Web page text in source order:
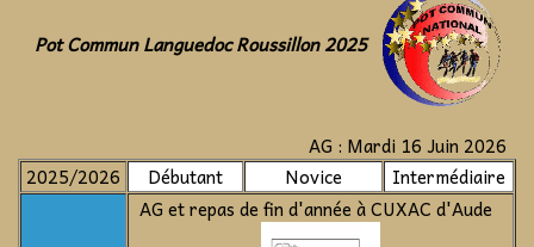
Pot Commun Languedoc Roussillon 2025
AG : Mardi 16 Juin 2026
2025/2026
Débutant Novice Intermédiaire
AG et repas de fin d'année à CUXAC d'Aude